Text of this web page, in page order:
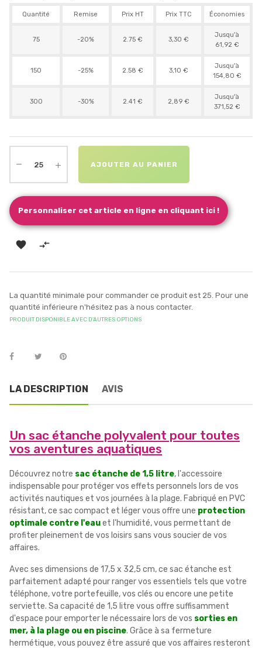
Quantité Remise Prix HT Prix TTC Économies
75 -20% 2.75 € 3,30 €
Jusqu'à
61,92 €
150 -25% 2.58 € 3,10 €
Jusqu'à
154,80 €
300 -30% 2.41 € 2,89 €
Jusqu'à
371,52 €
AJOUTER AU PANIER
Personnaliser cet article en ligne en cliquant ici !
 
La quantité minimale pour commander ce produit est 25. Pour une
quantité inférieure n'hésitez pas à nous contacter.
PRODUIT DISPONIBLE AVEC D'AUTRES OPTIONS
LA DESCRIPTION AVIS
Un sac étanche polyvalent pour toutes
vos aventures aquatiques
Découvrez notre sac étanche de 1,5 litre, l'accessoire
indispensable pour protéger vos effets personnels lors de vos
activités nautiques et vos journées à la plage. Fabriqué en PVC
résistant, ce sac compact et léger vous offre une protection
optimale contre l'eauet l'humidité, vous permettant de
profiter pleinement de vos loisirs sans vous soucier de vos
affaires.
Avec ses dimensions de 17,5 x 32,5 cm, ce sac étanche est
parfaitement adapté pour ranger vos essentiels tels que votre
téléphone, votre portefeuille, vos clés ou encore une petite
serviette. Sa capacité de 1,5 litre vous offre suffisamment
d'espace pour emporter le nécessaire lors de vos sorties en
mer, à la plage ou en piscine. Grâce à sa fermeture
hermétique, vous pouvez être assuré que vos affaires resteront